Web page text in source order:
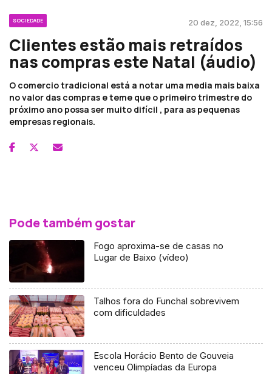
SOCIEDADE 20 dez, 2022, 15:56
Clientes estão mais retraídos
nas compras este Natal (áudio)
O comercio tradicional está a notar uma media mais baixa
no valor das compras e teme que o primeiro trimestre do
próximo ano possa ser muito difícil , para as pequenas
empresas regionais.
Pode também gostar
Fogo aproxima-se de casas no
Lugar de Baixo (vídeo)
Talhos fora do Funchal sobrevivem
com dificuldades
Escola Horácio Bento de Gouveia
venceu Olimpíadas da Europa